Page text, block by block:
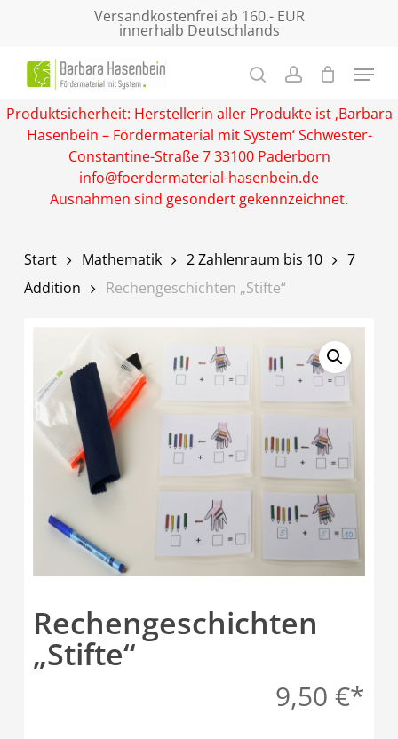
content
Versandkostenfrei ab 160.- EUR
innerhalb Deutschlands
Produktsicherheit: Herstellerin aller Produkte ist ‚Barbara
Hasenbein – Fördermaterial mit System‘ Schwester-
Constantine-Straße 7 33100 Paderborn
info@foerdermaterial-hasenbein.de
Ausnahmen sind gesondert gekennzeichnet.
Start Mathematik 2 Zahlenraum bis 10
7
Addition
Rechengeschichten „Stifte“
Rechengeschichten
„Stifte“
9,50€
Menu